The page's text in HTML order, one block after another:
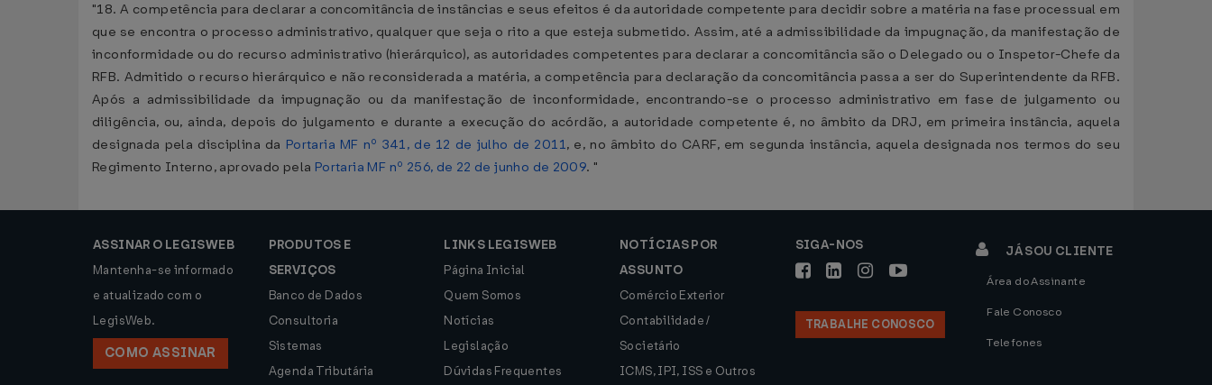
"18. A competência para declarar a concomitância de instâncias e seus efeitos é da autoridade competente para decidir sobre a matéria na fase processual em
que se encontra o processo administrativo, qualquer que seja o rito a que esteja submetido. Assim, até a admissibilidade da impugnação, da manifestação de
inconformidade ou do recurso administrativo (hierárquico), as autoridades competentes para declarar a concomitância são o Delegado ou o Inspetor-Chefe da
RFB. Admitido o recurso hierárquico e não reconsiderada a matéria, a competência para declaração da concomitância passa a ser do Superintendente da RFB.
Após a admissibilidade da impugnação ou da manifestação de inconformidade, encontrando-se o processo administrativo em fase de julgamento ou
diligência, ou, ainda, depois do julgamento e durante a execução do acórdão, a autoridade competente é, no âmbito da DRJ, em primeira instância, aquela
designada pela disciplina da Portaria MF nº 341, de 12 de julho de 2011, e, no âmbito do CARF, em segunda instância, aquela designada nos termos do seu
Regimento Interno, aprovado pela Portaria MF nº 256, de 22 de junho de 2009. "
ASSINAR O LEGISWEB
Mantenha-se informado
e atualizado com o
LegisWeb.
COMO ASSINAR
PRODUTOS E
SERVIÇOS
Banco de Dados
Consultoria
Sistemas
Agenda Tributária
LINKS LEGISWEB
Página Inicial
Quem Somos
Notícias
Legislação
Dúvidas Frequentes
NOTÍCIAS POR
ASSUNTO
Comércio Exterior
Contabilidade /
Societário
ICMS, IPI, ISS e Outros
SIGA-NOS
TRABALHE CONOSCO
JÁ SOU CLIENTE
Área do Assinante
Fale Conosco
Telefones